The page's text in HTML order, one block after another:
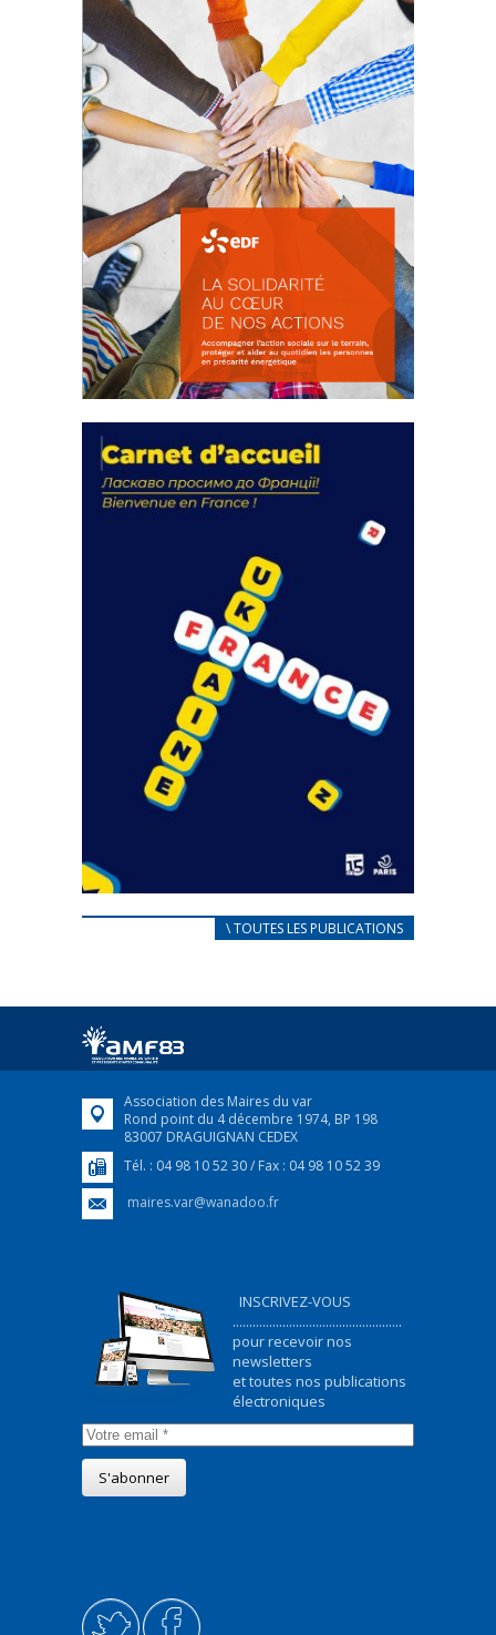
FEUILLETER
actions
18 septembre 2023
FEUILLETER
CARNET D’ACCUEIL
Afin d’accompagner au mieux les réfugiés
FEUILLETER
\ TOUTES LES PUBLICATIONS
Association des Maires du var
Rond point du 4 décembre 1974, BP 198
83007 DRAGUIGNAN CEDEX
Tél. : 04 98 10 52 30 / Fax : 04 98 10 52 39
maires.var@wanadoo.fr
INSCRIVEZ-VOUS
...................................................
pour recevoir nos
newsletters
et toutes nos publications
électroniques